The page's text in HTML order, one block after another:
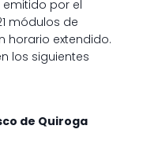
por el
módulos de
horario extendido.
los siguientes
de Quiroga